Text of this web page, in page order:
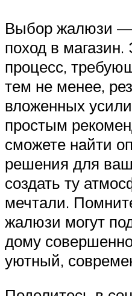
Выбор жалюзи —
поход в магазин.
процесс,
тем не менее,
вложенных
простым
сможете найти
решения для
создать ту
мечтали.
жалюзи могут
дому
уютный,